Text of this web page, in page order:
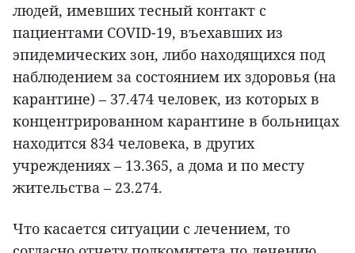
людей, имевших тесный контакт с
пациентами COVID-19, въехавших из
эпидемических зон, либо находящихся под
наблюдением за состоянием их здоровья (на
карантине) – 37.474 человек, из которых в
концентрированном карантине в больницах
находится 834 человека, в других
учреждениях – 13.365, а дома и по месту
жительства – 23.274.
Что касается ситуации с лечением, то